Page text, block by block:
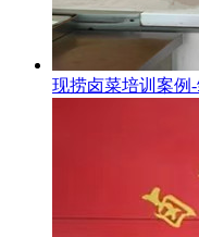
现捞卤菜培训案例